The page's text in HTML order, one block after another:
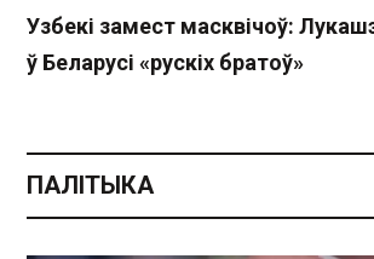
Узбекі замест масквічоў:
ў Беларусі «рускіх братоў»
ПАЛІТЫКА